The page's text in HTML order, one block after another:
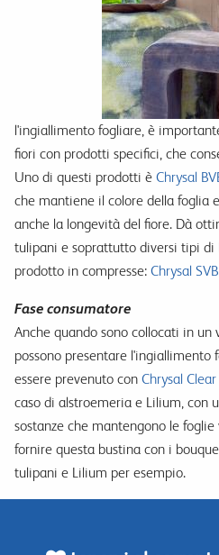
l'ingiallimento fogliare, è
fiori con prodotti specifici, che
Uno di questi prodotti è Chrysal
che mantiene il colore della foglia
anche la longevità del fiore. Dà
tulipani e soprattutto diversi tipi di
prodotto in compresse: Chrysal
Fase consumatore
Anche quando sono collocati in un
possono presentare l'ingiallimento
essere prevenuto con Chrysal
caso di alstroemeria e Lilium, con
sostanze che mantengono le
fornire questa bustina con i
tulipani e Lilium per esempio.